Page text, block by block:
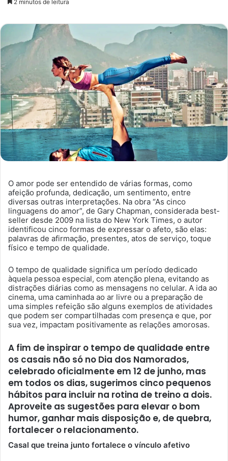
mail
2 minutos de leitura
O amor pode ser entendido de várias formas, como
afeição profunda, dedicação, um sentimento, entre
diversas outras interpretações. Na obra “As cinco
linguagens do amor”, de Gary Chapman, considerada best-
seller desde 2009 na lista do New York Times, o autor
identificou cinco formas de expressar o afeto, são elas:
palavras de afirmação, presentes, atos de serviço, toque
físico e tempo de qualidade.
O tempo de qualidade significa um período dedicado
àquela pessoa especial, com atenção plena, evitando as
distrações diárias como as mensagens no celular. A ida ao
cinema, uma caminhada ao ar livre ou a preparação de
uma simples refeição são alguns exemplos de atividades
que podem ser compartilhadas com presença e que, por
sua vez, impactam positivamente as relações amorosas.
A fim de inspirar o tempo de qualidade entre
os casais não só no Dia dos Namorados,
celebrado oficialmente em 12 de junho, mas
em todos os dias, sugerimos cinco pequenos
hábitos para incluir na rotina de treino a dois.
Aproveite as sugestões para elevar o bom
humor, ganhar mais disposição e, de quebra,
fortalecer o relacionamento.
Casal que treina junto fortalece o vínculo afetivo